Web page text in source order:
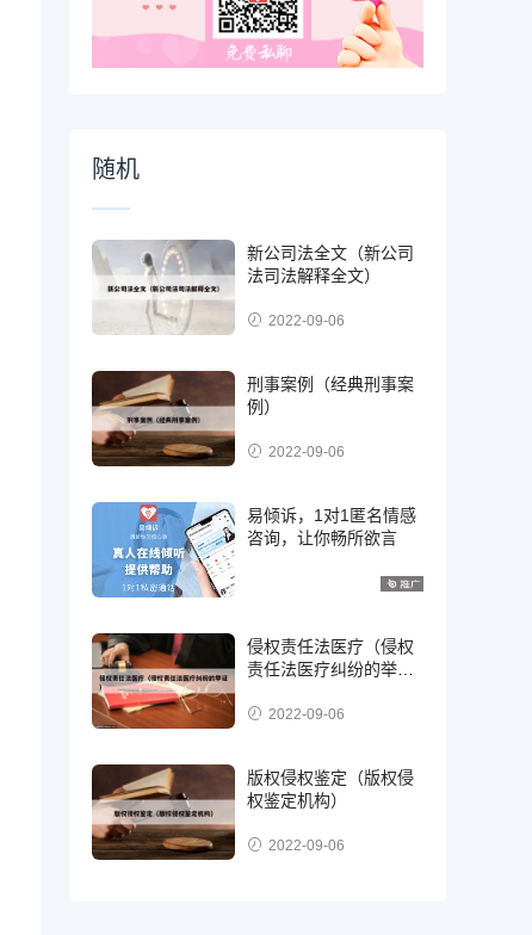
随机
新公司法全文（新公司
法司法解释全文）
2022-09-06
刑事案例（经典刑事案
例）
2022-09-06
易倾诉，1对1匿名情感
咨询，让你畅所欲言
侵权责任法医疗（侵权
责任法医疗纠纷的举
2022-09-06
版权侵权鉴定（版权侵
权鉴定机构）
2022-09-06